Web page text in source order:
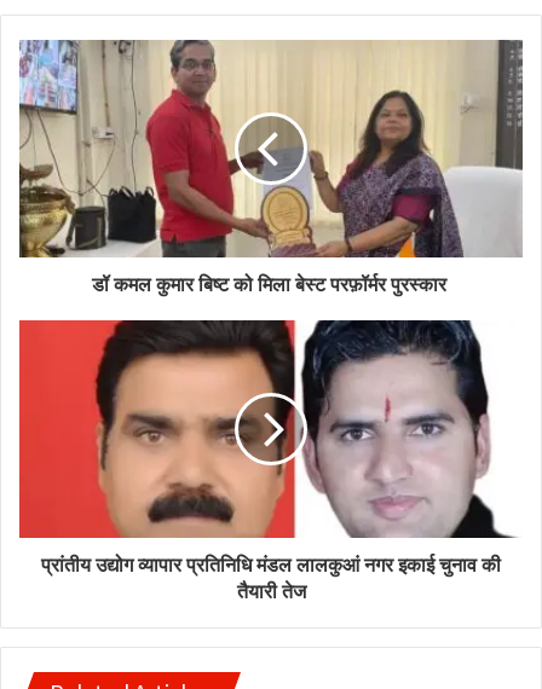
डॉ कमल कुमार बिष्ट को मिला बेस्ट परफ़ॉर्मर पुरस्कार
प्रांतीय उद्योग व्यापार प्रतिनिधि मंडल लालकुआं नगर इकाई चुनाव की
तैयारी तेज